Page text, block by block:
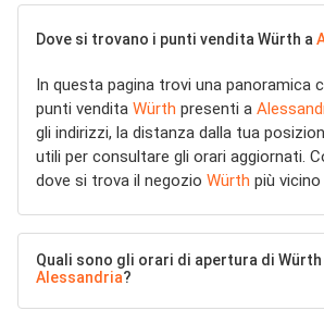
Dove si trovano i punti vendita Würth a
In questa pagina trovi una panoramica
punti vendita Würth presenti a
gli indirizzi, la distanza dalla tua
utili per consultare gli orari aggiornati.
dove si trova il negozio Würth più
Quali sono gli orari di apertura di Würth
Alessandria?